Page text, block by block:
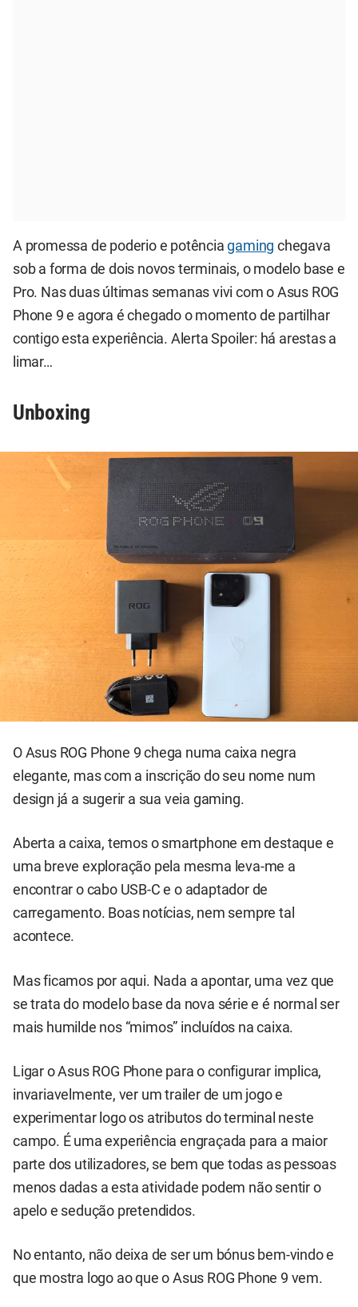
A promessa de poderio e potênciagaming chegava
sob a forma de dois novos terminais, o modelo base e
Pro. Nas duas últimas semanas vivi com o Asus ROG
Phone 9 e agora é chegado o momento de partilhar
contigo esta experiência. Alerta Spoiler: há arestas a
limar…
Unboxing
O Asus ROG Phone 9 chega numa caixa negra
elegante, mas com a inscrição do seu nome num
design já a sugerir a sua veia gaming.
Aberta a caixa, temos o smartphone em destaque e
uma breve exploração pela mesma leva-me a
encontrar o cabo USB-C e o adaptador de
carregamento. Boas notícias, nem sempre tal
acontece.
Mas ficamos por aqui. Nada a apontar, uma vez que
se trata do modelo base da nova série e é normal ser
mais humilde nos “mimos” incluídos na caixa.
Ligar o Asus ROG Phone para o configurar implica,
invariavelmente, ver um trailer de um jogo e
experimentar logo os atributos do terminal neste
campo. É uma experiência engraçada para a maior
parte dos utilizadores, se bem que todas as pessoas
menos dadas a esta atividade podem não sentir o
apelo e sedução pretendidos.
No entanto, não deixa de ser um bónus bem-vindo e
que mostra logo ao que o Asus ROG Phone 9 vem.